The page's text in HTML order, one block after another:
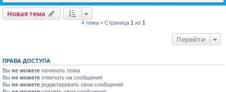
Новая тема
4 темы • Страница 1 из 1
Перейти
ПРАВА ДОСТУПА
Вы не можете начинать темы
Вы не можете отвечать на сообщения
Вы не можете редактировать свои сообщения